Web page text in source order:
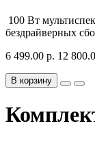
100 Вт
бездрайверных
6 499.00 р. 12
В корзину